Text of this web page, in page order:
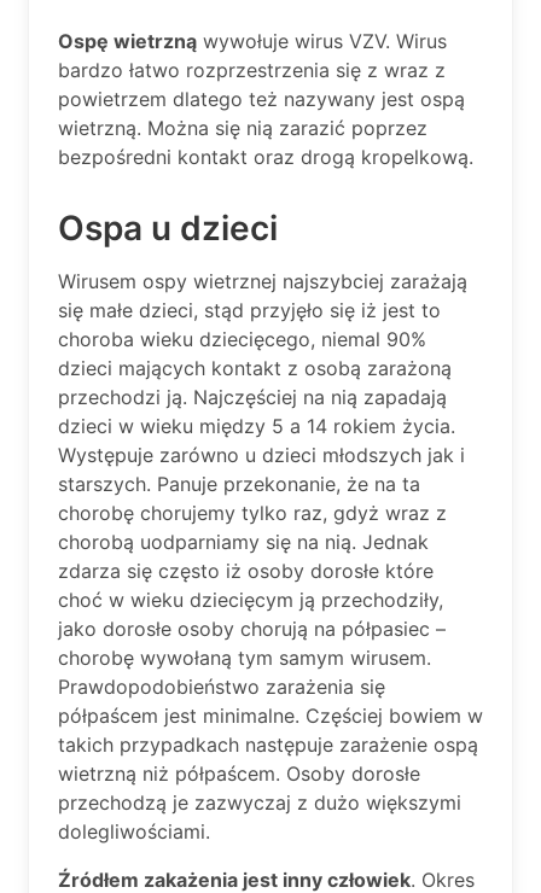
Ospę wietrzną wywołuje wirus VZV. Wirus
bardzo łatwo rozprzestrzenia się z wraz z
powietrzem dlatego też nazywany jest ospą
wietrzną. Można się nią zarazić poprzez
bezpośredni kontakt oraz drogą kropelkową.
Ospa u dzieci
Wirusem ospy wietrznej najszybciej zarażają
się małe dzieci, stąd przyjęło się iż jest to
choroba wieku dziecięcego, niemal 90%
dzieci mających kontakt z osobą zarażoną
przechodzi ją. Najczęściej na nią zapadają
dzieci w wieku między 5 a 14 rokiem życia.
Występuje zarówno u dzieci młodszych jak i
starszych. Panuje przekonanie, że na ta
chorobę chorujemy tylko raz, gdyż wraz z
chorobą uodparniamy się na nią. Jednak
zdarza się często iż osoby dorosłe które
choć w wieku dziecięcym ją przechodziły,
jako dorosłe osoby chorują na półpasiec –
chorobę wywołaną tym samym wirusem.
Prawdopodobieństwo zarażenia się
półpaścem jest minimalne. Częściej bowiem w
takich przypadkach następuje zarażenie ospą
wietrzną niż półpaścem. Osoby dorosłe
przechodzą je zazwyczaj z dużo większymi
dolegliwościami.
Źródłem zakażenia jest inny człowiek. Okres